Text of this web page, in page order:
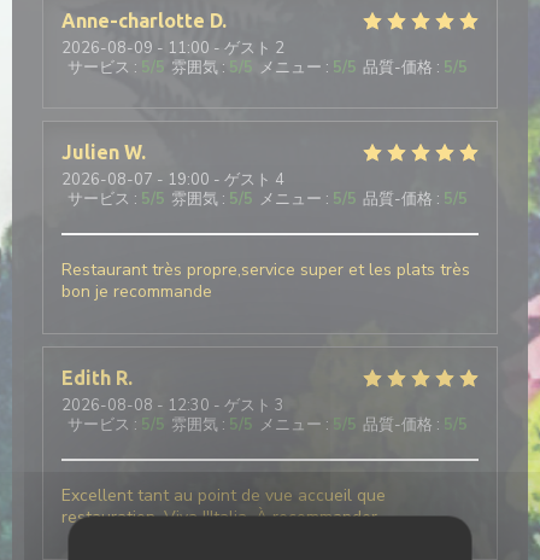
Anne-charlotte D
2026-08-09 - 11:00 - ゲスト 2
サービス : 5/5 雰囲気 : 5/5 メニュー : 5/5 品質-価格 : 5/5
Julien W
2026-08-07 - 19:00 - ゲスト 4
サービス : 5/5 雰囲気 : 5/5 メニュー : 5/5 品質-価格 : 5/5
Restaurant très propre,service super et les plats très
bon je recommande
Edith R
2026-08-08 - 12:30 - ゲスト 3
サービス : 5/5 雰囲気 : 5/5 メニュー : 5/5 品質-価格 : 5/5
Excellent tant au point de vue accueil que
restauration. Viva l'Italia. À recommander.